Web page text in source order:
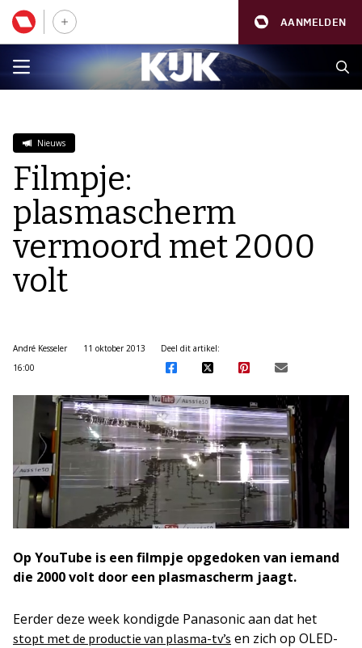
AANMELDEN
Nieuws
Filmpje:
plasmascherm
vermoord met 2000
volt
André Kesseler
11 oktober 2013
16:00
Deel dit artikel:
Op YouTube is een filmpje opgedoken van iemand
die 2000 volt door een plasmascherm jaagt.
Eerder deze week kondigde Panasonic aan dat het
stopt met de productie van plasma-tv’s en zich op OLED-